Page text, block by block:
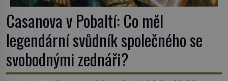
Casanova v Pobaltí: Co měl
legendární svůdník společného se
svobodnými zednáři?